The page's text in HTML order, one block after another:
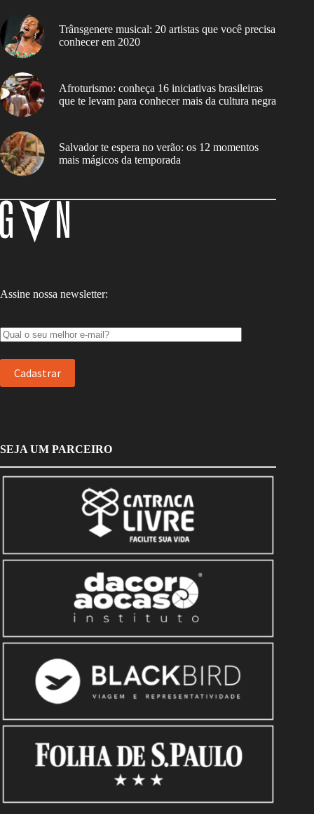
Trânsgenere musical: 20 artistas que você precisa
conhecer em 2020
Afroturismo: conheça 16 iniciativas brasileiras
que te levam para conhecer mais da cultura negra
Salvador te espera no verão: os 12 momentos
mais mágicos da temporada
Assine nossa newsletter:
SEJA UM PARCEIRO